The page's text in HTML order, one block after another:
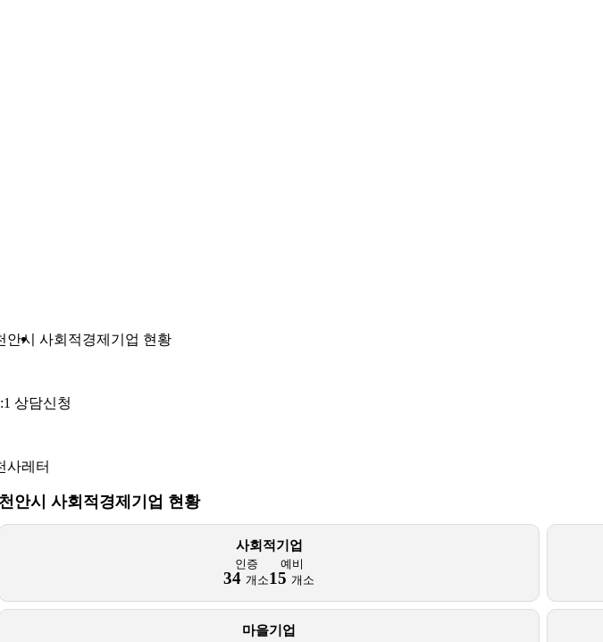
안시 사회적경제기업 현황
상담신청
사레터
안시 사회적경제기업 현황
사회적기업
인증
34 개소
예비
15 개소
마을기업